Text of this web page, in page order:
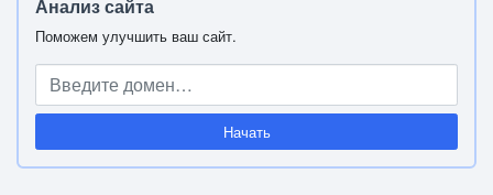
Анализ сайта
Поможем улучшить ваш сайт.
Начать